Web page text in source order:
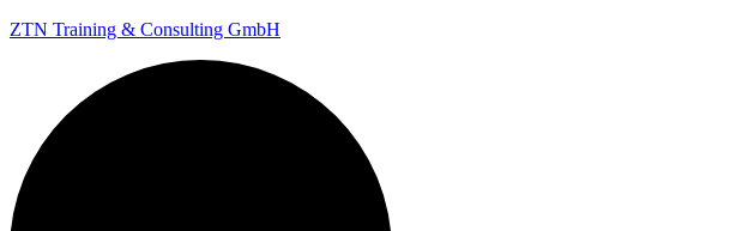
ZTN Training & Consulting GmbH